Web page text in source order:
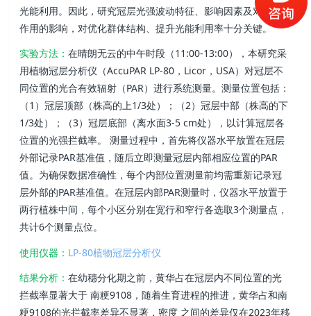
光能利用。因此，研究冠层光强波动特征、影响因素及对光合
作用的影响，对优化群体结构、提升光能利用率十分关键。
实验方法：在晴朗无云的中午时段（11:00-13:00），本研究采
用植物冠层分析仪（AccuPAR LP-80，Licor，USA）对冠层不
同位置的光合有效辐射（PAR）进行系统测量。测量位置包括：
（1）冠层顶部（株高的上1/3处）；（2）冠层中部（株高的下
1/3处）；（3）冠层底部（离水面3-5 cm处），以计算冠层各
位置的光强拦截率。 测量过程中，首先将仪器水平放置在冠层
外部记录PAR基准值，随后立即测量冠层内部相应位置的PAR
值。为确保数据准确性，每个内部位置测量前均需重新记录冠
层外部的PAR基准值。在冠层内部PAR测量时，仪器水平放置于
两行植株中间，每个小区分别在宽行和窄行各选取3个测量点，
共计6个测量点位。
使用仪器： LP-80植物冠层分析仪
结果分析：在幼穗分化期之前，黄华占在冠层内不同位置的光
拦截率显著大于 南粳9108，随着生育进程的推进，黄华占和南
粳9108的光拦截率差异不显著，密度 之间的差异仅在2023年移